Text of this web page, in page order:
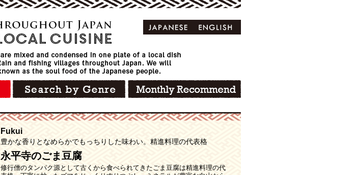
Fukui
豊かな香りとなめらかでもっちりした味わい。精進料理の代表格
永平寺のごま豆腐
修行僧のタンパク源として古くから食べられてきたごま豆腐は精進料理の代